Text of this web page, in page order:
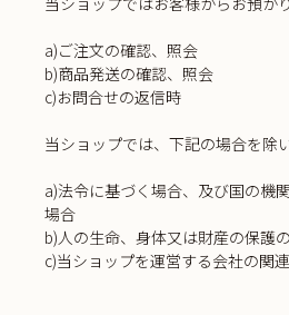
a)ご注文の確認、照会
b)商品発送の確認、照会
c)お問合せの返信時
当ショップでは、下記の場合を除
a)法令に基づく場合、及び国の機
場合
b)人の生命、身体又は財産の保護
c)当ショップを運営する会社の関